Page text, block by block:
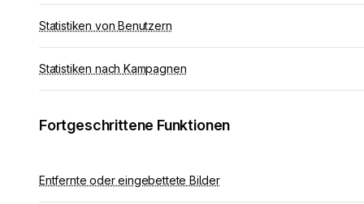
Statistiken von Benutzern
Statistiken nach Kampagnen
Fortgeschrittene Funktionen
Entfernte oder eingebettete Bilder